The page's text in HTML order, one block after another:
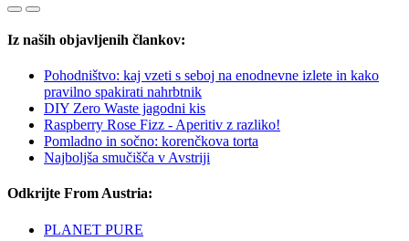
Iz naših objavljenih člankov:
Pohodništvo: kaj vzeti s seboj na enodnevne izlete in kako
pravilno spakirati nahrbtnik
DIY Zero Waste jagodni kis
Raspberry Rose Fizz - Aperitiv z razliko!
Pomladno in sočno: korenčkova torta
Najboljša smučišča v Avstriji
Odkrijte From Austria:
PLANET PURE